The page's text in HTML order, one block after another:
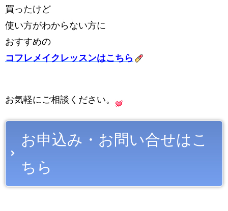
買ったけど
使い方がわからない方に
おすすめの
コフレメイクレッスンはこちら
お気軽にご相談ください。
お申込み・お問い合せはこ
ちら